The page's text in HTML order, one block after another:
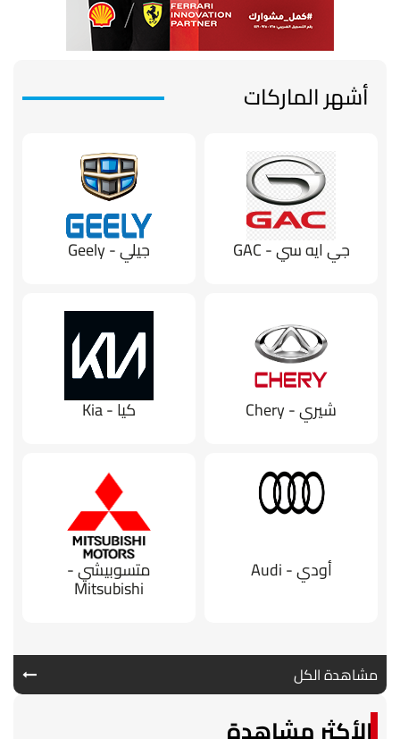
أشهر الماركات
جي ايه سي - GAC جيلي - Geely
شيري - Chery كيا - Kia
أودي - Audi متسوبيشي -
Mitsubishi
مشاهدة الكل
الأكثر مشاهدة